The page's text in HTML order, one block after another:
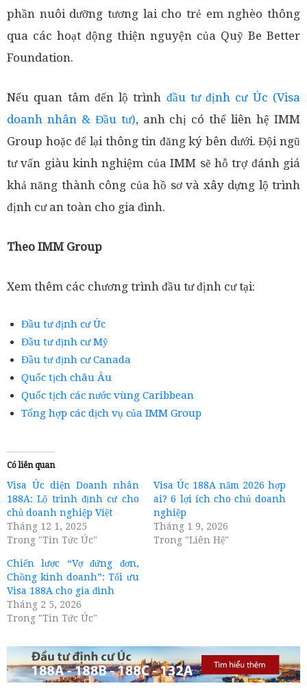
phần nuôi dưỡng tương lai cho trẻ em nghèo thông
qua các hoạt động thiện nguyện của Quỹ Be Better
Foundation.
Nếu quan tâm đến lộ trình đầu tư định cư Úc (Visa
doanh nhân & Đầu tư), anh chị có thể liên hệ IMM
Group hoặc để lại thông tin đăng ký bên dưới. Đội ngũ
tư vấn giàu kinh nghiệm của IMM sẽ hỗ trợ đánh giá
khả năng thành công của hồ sơ và xây dựng lộ trình
định cư an toàn cho gia đình.
Theo IMM Group
Xem thêm các chương trình đầu tư định cư tại:
Đầu tư định cư Úc
Đầu tư định cư Mỹ
Đầu tư định cư Canada
Quốc tịch châu Âu
Quốc tịch các nước vùng Caribbean
Tổng hợp các dịch vụ của IMM Group
Có liên quan
Visa Úc diện Doanh nhân
188A: Lộ trình định cư cho
chủ doanh nghiệp Việt
Tháng 12 1, 2025
Trong "Tin Tức Úc"
Visa Úc 188A năm 2026 hợp
ai? 6 lợi ích cho chủ doanh
nghiệp
Tháng 1 9, 2026
Trong "Liên Hệ"
Chiến lược “Vợ đứng đơn,
Chồng kinh doanh”: Tối ưu
Visa 188A cho gia đình
Tháng 2 5, 2026
Trong "Tin Tức Úc"